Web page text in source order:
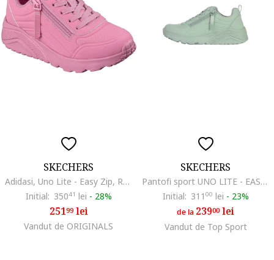
SKECHERS
Adidasi, Uno Lite - Easy Zip, Roz
Initial: 35041 lei - 28%
25199lei
Vandut de ORIGINALS
SKECHERS
Pantofi sport UNO LITE - EASY ZIP 310387LSAGE
Initial: 311 00 lei - 23%
de la 23900lei
Vandut de Top Sport